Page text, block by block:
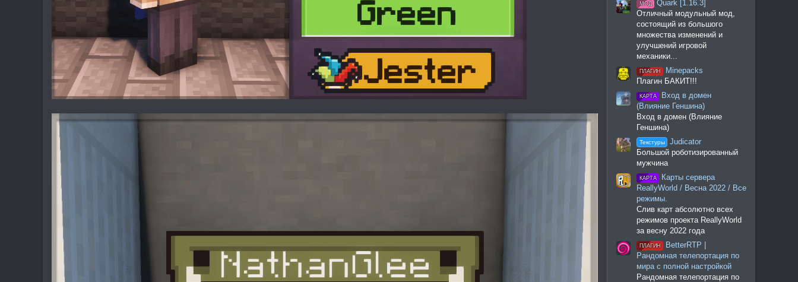
МОД
Quark [1.16.3]
Отличный модульный мод,
состоящий из большого
множества изменений и
улучшений игровой
механики...
ПЛАГИН
Minepacks
Плагин БАКИТ!!!
КАРТА
Вход в домен
(Влияние Геншина)
Вход в домен (Влияние
Геншина)
Текстуры
Judicator
Большой роботизированный
мужчина
КАРТА
Карты сервера
ReallyWorld / Весна 2022 / Все
режимы.
Слив карт абсолютно всех
режимов проекта ReallyWorld
за весну 2022 года
ПЛАГИН
BetterRTP |
Рандомная телепортация по
мира с полной настройкой
Рандомная телепортация по